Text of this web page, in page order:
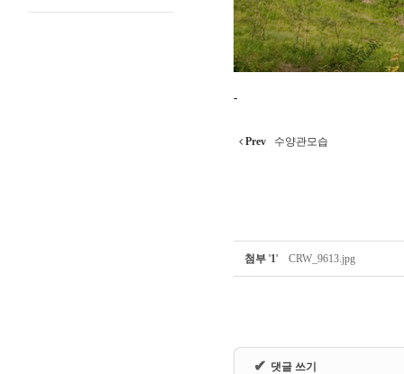
-
Prev 수양관모습
첨부 '1' CRW_9613.jpg
✔ 댓글 쓰기